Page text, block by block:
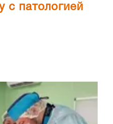
с патологией